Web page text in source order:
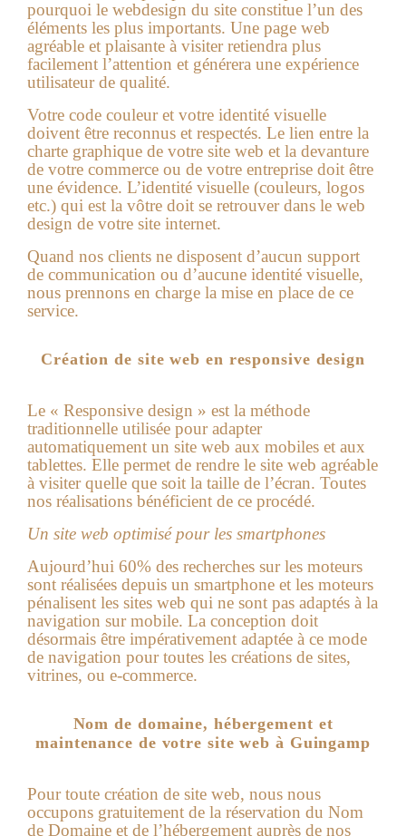
pourquoi le webdesign du site constitue l’un des
éléments les plus importants. Une page web
agréable et plaisante à visiter retiendra plus
facilement l’attention et générera une expérience
utilisateur de qualité.
Votre code couleur et votre identité visuelle
doivent être reconnus et respectés. Le lien entre la
charte graphique de votre site web et la devanture
de votre commerce ou de votre entreprise doit être
une évidence. L’identité visuelle (couleurs, logos
etc.) qui est la vôtre doit se retrouver dans le web
design de votre site internet.
Quand nos clients ne disposent d’aucun support
de communication ou d’aucune identité visuelle,
nous prennons en charge la mise en place de ce
service.
Création de site web en responsive design
Le « Responsive design » est la méthode
traditionnelle utilisée pour adapter
automatiquement un site web aux mobiles et aux
tablettes. Elle permet de rendre le site web agréable
à visiter quelle que soit la taille de l’écran. Toutes
nos réalisations bénéficient de ce procédé.
Un site web optimisé pour les smartphones
Aujourd’hui 60% des recherches sur les moteurs
sont réalisées depuis un smartphone et les moteurs
pénalisent les sites web qui ne sont pas adaptés à la
navigation sur mobile. La conception doit
désormais être impérativement adaptée à ce mode
de navigation pour toutes les créations de sites,
vitrines, ou e-commerce.
Nom de domaine, hébergement et
maintenance de votre site web à Guingamp
Pour toute création de site web, nous nous
occupons gratuitement de la réservation du Nom
de Domaine et de l’hébergement auprès de nos